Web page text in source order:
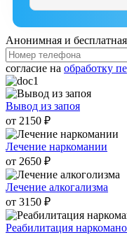
Анонимная и бесплатная
согласие на обработку
Вывод из запоя
от 2150 ₽
Лечение наркомании
от 2650 ₽
Лечение алкогализма
от 3150 ₽
Реабилитация